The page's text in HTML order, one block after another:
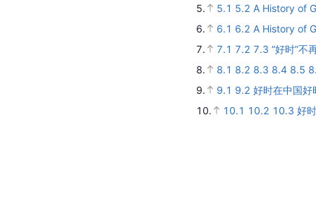
5.
5.1 5.2 A History of
6.
6.1 6.2 A History of
7.
7.1 7.2 7.3 “好时”不
8.
8.1 8.2 8.3 8.4 8.5
9.
9.1 9.2 好时在中国好
10.
10.1 10.2 10.3 好